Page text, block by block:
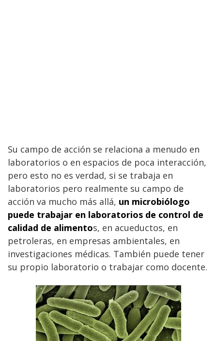
Su campo de acción se relaciona a menudo en
laboratorios o en espacios de poca interacción,
pero esto no es verdad, si se trabaja en
laboratorios pero realmente su campo de
acción va mucho más allá, un microbiólogo
puede trabajar en laboratorios de control de
calidad de alimentos, en acueductos, en
petroleras, en empresas ambientales, en
investigaciones médicas. También puede tener
su propio laboratorio o trabajar como docente.